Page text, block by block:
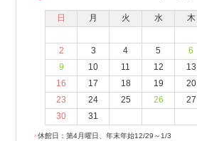
日 月 火 水 木
2
3 4 5 6
9
10 11 12 13
16
17 18 19 20
23
24 25 26 27
30
31
●休館日：第4月曜日、年末年始12/29～1/3